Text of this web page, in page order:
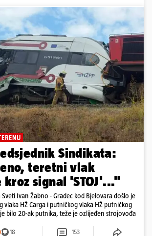
Sindikata:
teretni vlak
kroz signal 'STOJ'..."
Ivan Žabno - Gradec kod Bjelovara došlo je
vlaka HŽ Carga i putničkog vlaka HŽ putničkog
bilo 20-ak putnika, teže je ozlijeđen strojovođa
18 153